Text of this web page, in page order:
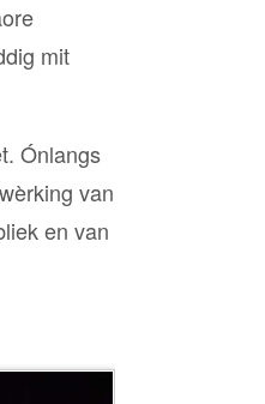
mit
Ónlangs
van
en van